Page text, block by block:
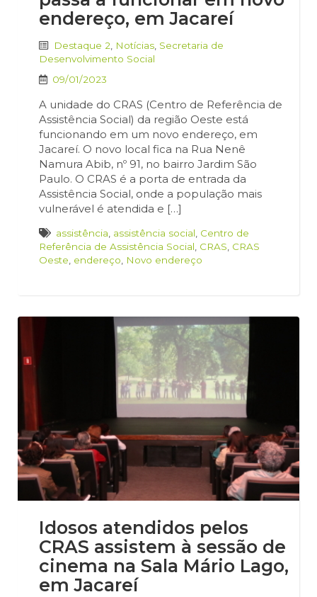
endereço, em Jacareí
Destaque 2 Notícias Secretaria de
Desenvolvimento Social
09/01/2023
A unidade do CRAS (Centro de Referência de
Assistência Social) da região Oeste está
funcionando em um novo endereço, em
Jacareí. O novo local fica na Rua Nenê
Namura Abib, nº 91, no bairro Jardim São
Paulo. O CRAS é a porta de entrada da
Assistência Social, onde a população mais
vulnerável é atendida e […]
assistência assistência social Centro de
Referência de Assistência Social CRAS CRAS
Oeste endereço Novo endereço
Idosos atendidos pelos
CRAS assistem à sessão de
cinema na Sala Mário Lago,
em Jacareí